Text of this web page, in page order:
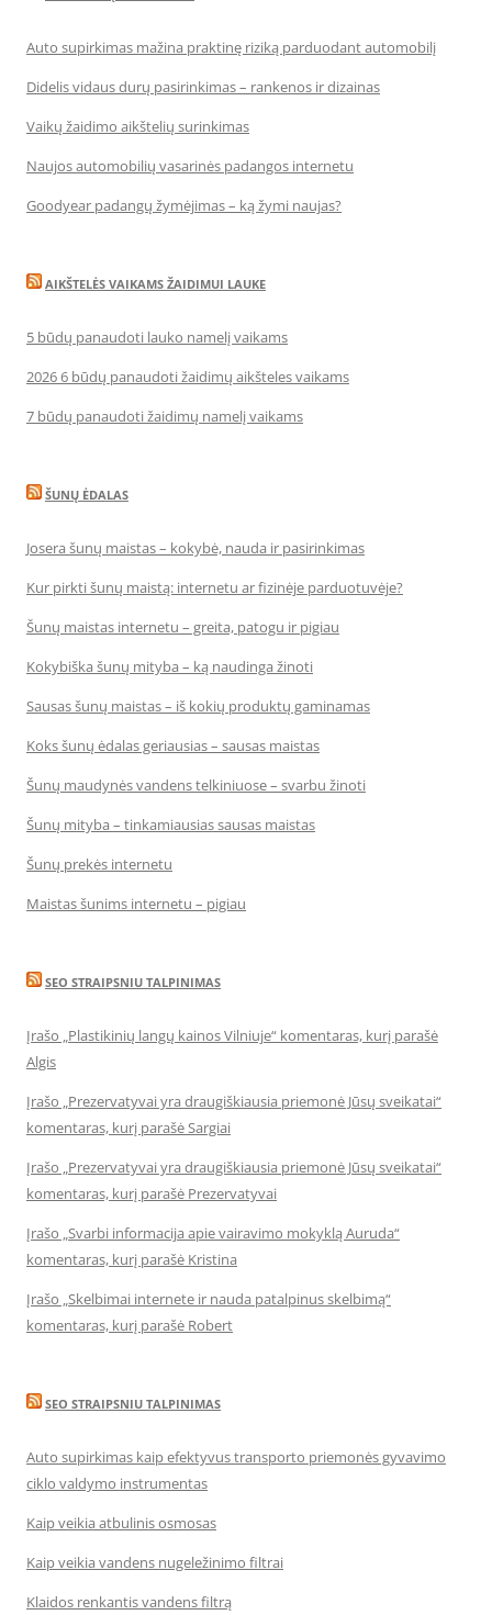
Auto supirkimas mažina praktinę riziką parduodant automobilį
Didelis vidaus durų pasirinkimas – rankenos ir dizainas
Vaikų žaidimo aikštelių surinkimas
Naujos automobilių vasarinės padangos internetu
Goodyear padangų žymėjimas – ką žymi naujas?
AIKŠTELĖS VAIKAMS ŽAIDIMUI LAUKE
5 būdų panaudoti lauko namelį vaikams
2026 6 būdų panaudoti žaidimų aikšteles vaikams
7 būdų panaudoti žaidimų namelį vaikams
ŠUNŲ ĖDALAS
Josera šunų maistas – kokybė, nauda ir pasirinkimas
Kur pirkti šunų maistą: internetu ar fizinėje parduotuvėje?
Šunų maistas internetu – greita, patogu ir pigiau
Kokybiška šunų mityba – ką naudinga žinoti
Sausas šunų maistas – iš kokių produktų gaminamas
Koks šunų ėdalas geriausias – sausas maistas
Šunų maudynės vandens telkiniuose – svarbu žinoti
Šunų mityba – tinkamiausias sausas maistas
Šunų prekės internetu
Maistas šunims internetu – pigiau
SEO STRAIPSNIU TALPINIMAS
Įrašo „Plastikinių langų kainos Vilniuje“ komentaras, kurį parašė
Algis
Įrašo „Prezervatyvai yra draugiškiausia priemonė Jūsų sveikatai“
komentaras, kurį parašė Sargiai
Įrašo „Prezervatyvai yra draugiškiausia priemonė Jūsų sveikatai“
komentaras, kurį parašė Prezervatyvai
Įrašo „Svarbi informacija apie vairavimo mokyklą Auruda“
komentaras, kurį parašė Kristina
Įrašo „Skelbimai internete ir nauda patalpinus skelbimą“
komentaras, kurį parašė Robert
SEO STRAIPSNIU TALPINIMAS
Auto supirkimas kaip efektyvus transporto priemonės gyvavimo
ciklo valdymo instrumentas
Kaip veikia atbulinis osmosas
Kaip veikia vandens nugeležinimo filtrai
Klaidos renkantis vandens filtrą